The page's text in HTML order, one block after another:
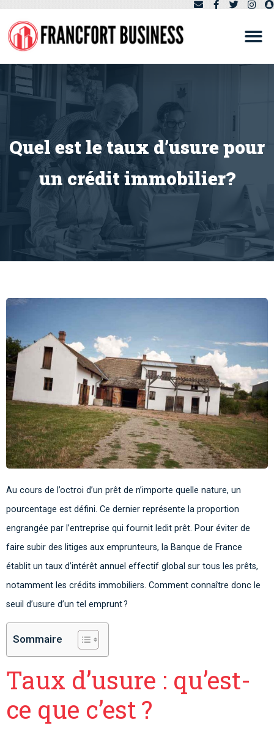
Quel est le taux d’usure pour
un crédit immobilier ?
Au cours de l’octroi d’un prêt de n’importe quelle nature, un
pourcentage est défini. Ce dernier représente la proportion
engrangée par l’entreprise qui fournit ledit prêt. Pour éviter de
faire subir des litiges aux emprunteurs, la Banque de France
établit un taux d’intérêt annuel effectif global sur tous les prêts,
notamment les crédits immobiliers. Comment connaître donc le
seuil d’usure d’un tel emprunt ?
Sommaire
Taux d’usure : qu’est-
ce que c’est ?